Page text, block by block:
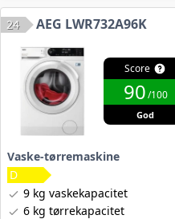
24 AEG LWR732A96K
Score
90/100
God
Vaske-tørremaskine
9 kg vaskekapacitet
6 kg tørrekapacitet